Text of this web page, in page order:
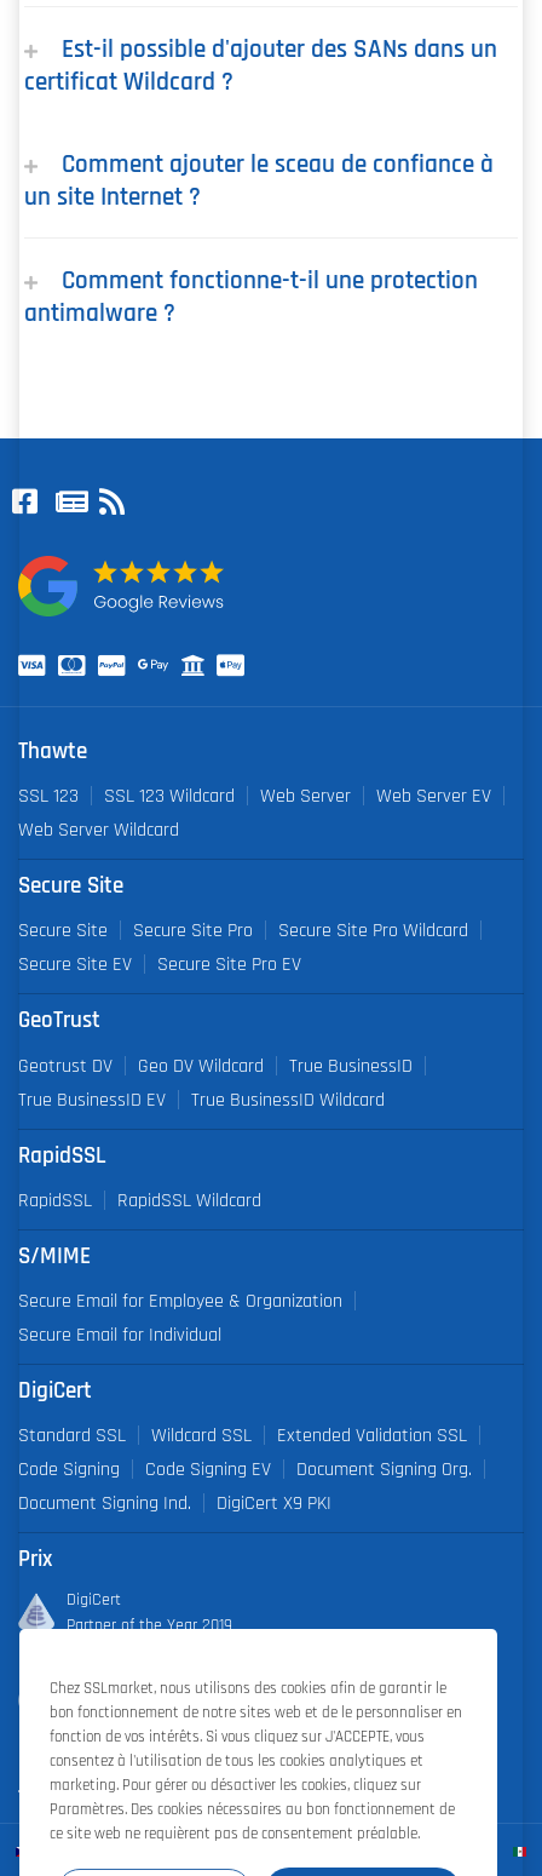
Est-il possible d'ajouter des SANs dans un
certificat Wildcard ?
Comment ajouter le sceau de confiance à
un site Internet ?
Comment fonctionne-t-il une protection
antimalware ?
Thawte
SSL 123 SSL 123 Wildcard Web Server
Web Server EV
Web Server Wildcard
Secure Site
Secure Site Secure Site Pro
Secure Site Pro Wildcard
Secure Site EV
Secure Site Pro EV
GeoTrust
Geotrust DV Geo DV Wildcard
True BusinessID
True BusinessID EV
True BusinessID Wildcard
RapidSSL
RapidSSL RapidSSL Wildcard
S/MIME
Secure Email for Employee & Organization
Secure Email for Individual
DigiCert
Standard SSL Wildcard SSL
Extended Validation SSL
Code Signing
Code Signing EV
Document Signing Org.
Document Signing Ind.
DigiCert X9 PKI
Prix
DigiCert
Partner of the Year 2019
Outstanding Sales Performance Award 2018, 2019, 2020, 2021,
2022
Chez SSLmarket, nous utilisons des cookies afin de garantir le
bon fonctionnement de notre sites web et de le personnaliser en
fonction de vos intérêts. Si vous cliquez sur J'ACCEPTE, vous
consentez à l'utilisation de tous les cookies analytiques et
marketing. Pour gérer ou désactiver les cookies, cliquez sur
Paramètres. Des cookies nécessaires au bon fonctionnement de
ce site web ne requièrent pas de consentement préalable.